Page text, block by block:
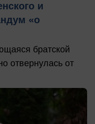
и
«о
братской
отвернулась от